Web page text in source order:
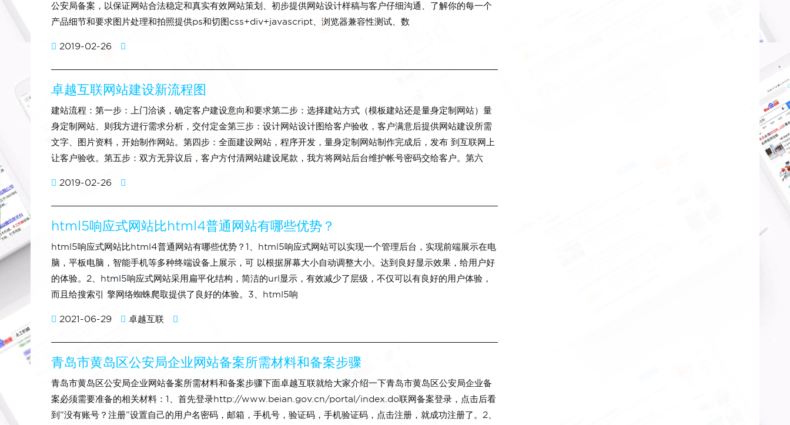
公安局备案，以保证网站合法稳定和真实有效网站策划、初步提供网站设计样稿与客户仔细沟通、了解你的每一个
产品细节和要求图片处理和拍照提供ps和切图css+div+javascript、浏览器兼容性测试、数
2019-02-26
卓越互联网站建设新流程图
建站流程：第一步：上门洽谈，确定客户建设意向和要求第二步：选择建站方式（模板建站还是量身定制网站）量
身定制网站、则我方进行需求分析，交付定金第三步：设计网站设计图给客户验收，客户满意后提供网站建设所需
文字、图片资料，开始制作网站。第四步：全面建设网站，程序开发，量身定制网站制作完成后，发布 到互联网上
让客户验收。第五步：双方无异议后，客户方付清网站建设尾款，我方将网站后台维护帐号密码交给客户。第六
2019-02-26
html5响应式网站比html4普通网站有哪些优势？
html5响应式网站比html4普通网站有哪些优势？1、html5响应式网站可以实现一个管理后台，实现前端展示在电
脑，平板电脑，智能手机等多种终端设备上展示，可 以根据屏幕大小自动调整大小。达到良好显示效果，给用户好
的体验。2、html5响应式网站采用扁平化结构，简洁的url显示，有效减少了层级，不仅可以有良好的用户体验，
而且给搜索引 擎网络蜘蛛爬取提供了良好的体验。3、html5响
2021-06-29 卓越互联
青岛市黄岛区公安局企业网站备案所需材料和备案步骤
青岛市黄岛区公安局企业网站备案所需材料和备案步骤下面卓越互联就给大家介绍一下青岛市黄岛区公安局企业备
案必须需要准备的相关材料：1、首先登录http://www.beian.gov.cn/portal/index.do联网备案登录，点击后看
到“没有账号？注册”设置自己的用户名密码，邮箱，手机号，验证码，手机验证码，点击注册，就成功注册了。2、